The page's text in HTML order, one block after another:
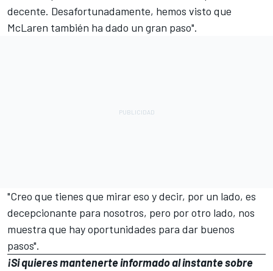
decente. Desafortunadamente, hemos visto que
McLaren también ha dado un gran paso".
"Creo que tienes que mirar eso y decir, por un lado, es
decepcionante para nosotros, pero por otro lado, nos
muestra que hay oportunidades para dar buenos
pasos".
¡Si quieres mantenerte informado al instante sobre